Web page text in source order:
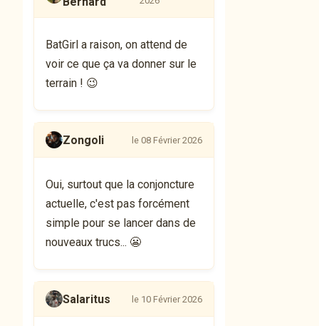
BatGirl a raison, on attend de
voir ce que ça va donner sur le
terrain ! 😉
Zongoli le 08 Février 2026
Oui, surtout que la conjoncture
actuelle, c'est pas forcément
simple pour se lancer dans de
nouveaux trucs... 😬
Salaritus le 10 Février 2026